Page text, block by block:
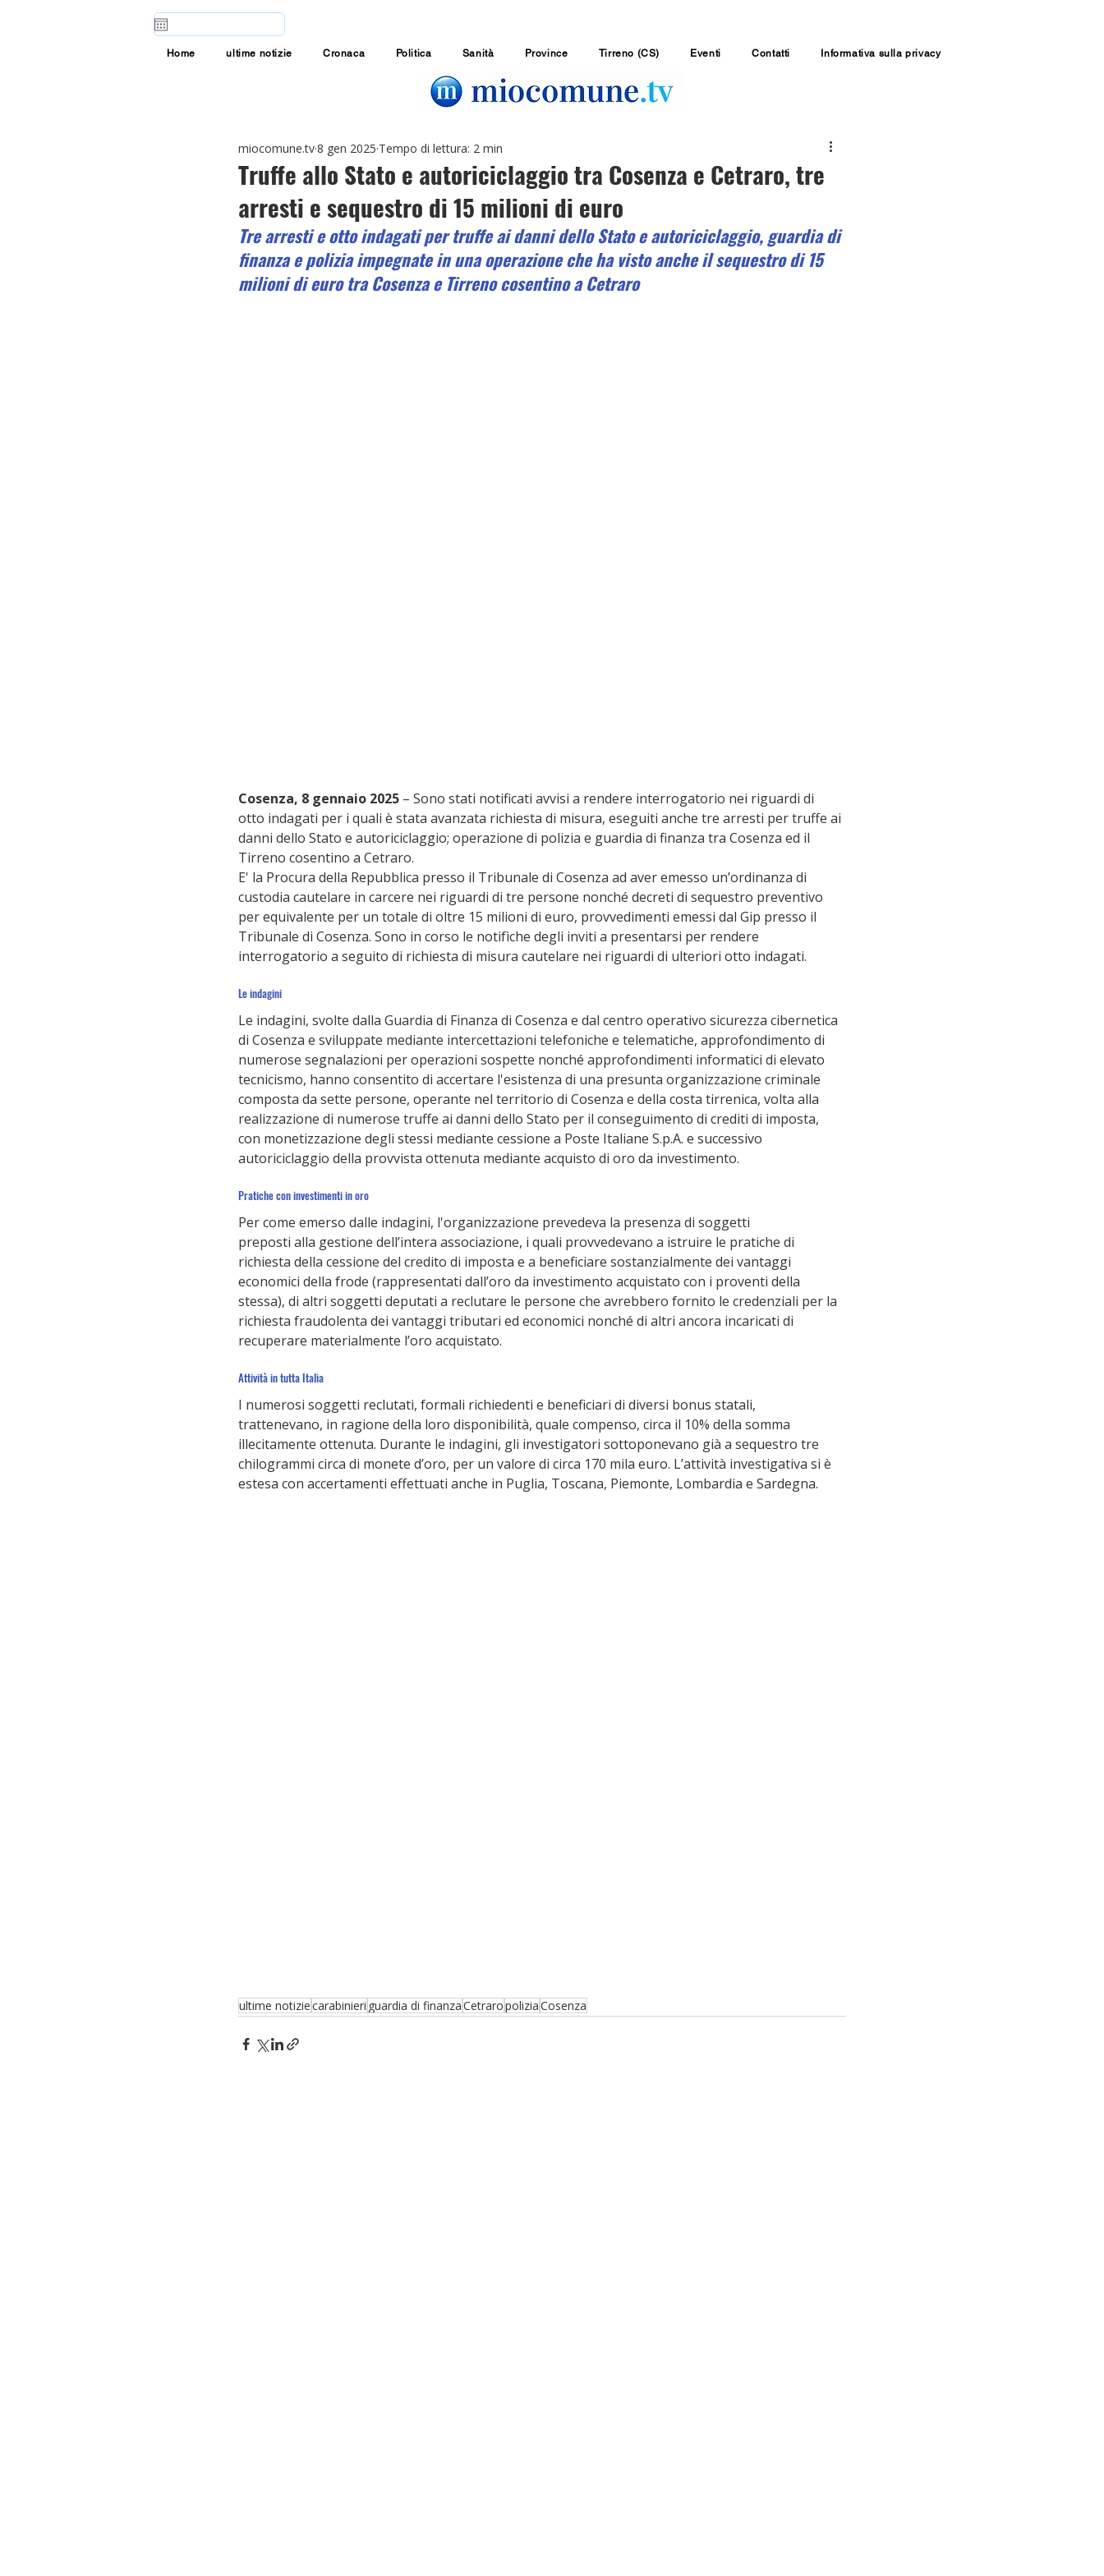
Home ultime notizie Cronaca Politica Sanità Province Tirreno (CS) Eventi Contatti Informativa sulla privacy
Truffe allo Stato e autoriciclaggio tra Cosenza e Cetraro, tre
arresti e sequestro di 15 milioni di euro
miocomune.tv8 gen 2025 Tempo di lettura: 2 min
Tre arresti e otto indagati per truffe ai danni dello Stato e autoriciclaggio, guardia di
finanza e polizia impegnate in una operazione che ha visto anche il sequestro di 15
milioni di euro tra Cosenza e Tirreno cosentino a Cetraro
Cosenza, 8 gennaio 2025 – Sono stati notificati avvisi a rendere interrogatorio nei riguardi di
otto indagati per i quali è stata avanzata richiesta di misura, eseguiti anche tre arresti per truffe ai
danni dello Stato e autoriciclaggio; operazione di polizia e guardia di finanza tra Cosenza ed il
Tirreno cosentino a Cetraro.
E' la Procura della Repubblica presso il Tribunale di Cosenza ad aver emesso un’ordinanza di
custodia cautelare in carcere nei riguardi di tre persone nonché decreti di sequestro preventivo
per equivalente per un totale di oltre 15 milioni di euro, provvedimenti emessi dal Gip presso il
Tribunale di Cosenza. Sono in corso le notifìche degli inviti a presentarsi per rendere
interrogatorio a seguito di richiesta di misura cautelare nei riguardi di ulteriori otto indagati.
Le indagini
Le indagini, svolte dalla Guardia di Finanza di Cosenza e dal centro operativo sicurezza cibernetica
di Cosenza e sviluppate mediante intercettazioni telefoniche e telematiche, approfondimento di
numerose segnalazioni per operazioni sospette nonché approfondimenti informatici di elevato
tecnicismo, hanno consentito di accertare l'esistenza di una presunta organizzazione criminale
composta da sette persone, operante nel territorio di Cosenza e della costa tirrenica, volta alla
realizzazione di numerose truffe ai danni dello Stato per il conseguimento di crediti di imposta,
con monetizzazione degli stessi mediante cessione a Poste Italiane S.p.A. e successivo
autoriciclaggio della provvista ottenuta mediante acquisto di oro da investimento.
Pratiche con investimenti in oro
Per come emerso dalle indagini, l'organizzazione prevedeva la presenza di soggetti
preposti alla gestione dell’intera associazione, i quali provvedevano a istruire le pratiche di
richiesta della cessione del credito di imposta e a beneficiare sostanzialmente dei vantaggi
economici della frode (rappresentati dall’oro da investimento acquistato con i proventi della
stessa), di altri soggetti deputati a reclutare le persone che avrebbero fornito le credenziali per la
richiesta fraudolenta dei vantaggi tributari ed economici nonché di altri ancora incaricati di
recuperare materialmente l’oro acquistato.
Attività in tutta Italia
I numerosi soggetti reclutati, formali richiedenti e beneficiari di diversi bonus statali,
trattenevano, in ragione della loro disponibilità, quale compenso, circa il 10% della somma
illecitamente ottenuta. Durante le indagini, gli investigatori sottoponevano già a sequestro tre
chilogrammi circa di monete d’oro, per un valore di circa 170 mila euro. L’attività investigativa si è
estesa con accertamenti effettuati anche in Puglia, Toscana, Piemonte, Lombardia e Sardegna.
ultime notiziecarabinieri guardia di finanzaCetraropoliziaCosenza